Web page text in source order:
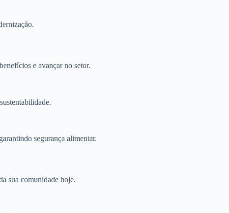
e avançar no setor.
segurança alimentar.
sua comunidade hoje.